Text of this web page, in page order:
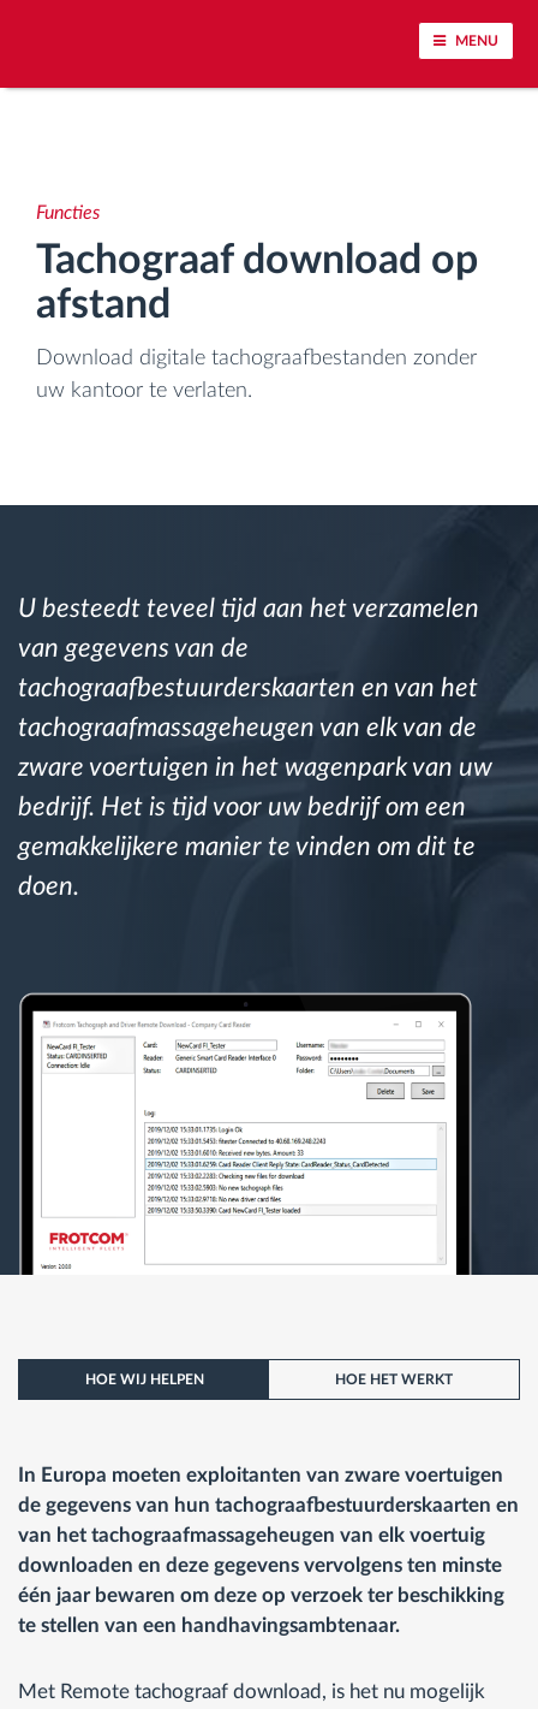
MENU
Rijgedrag analyse
Controle van rijtijden
Downloaden van tachograaf op afstand
Routeplanning en -monitoring
Automatische bestuurdersidentificatie
Ontdek alle functies
Hoe we de noden van elke vlootactiviteit
oplossen
Functies
Tachograaf download op
afstand
Download digitale tachograafbestanden zonder
uw kantoor te verlaten.
U besteedt teveel tijd aan het verzamelen
van gegevens van de
tachograafbestuurderskaarten en van het
tachograafmassageheugen van elk van de
zware voertuigen in het wagenpark van uw
bedrijf. Het is tijd voor uw bedrijf om een
gemakkelijkere manier te vinden om dit te
doen.
HOE WIJ HELPEN HOE HET WERKT
In Europa moeten exploitanten van zware voertuigen
de gegevens van hun tachograafbestuurderskaarten en
van het tachograafmassageheugen van elk voertuig
downloaden en deze gegevens vervolgens ten minste
één jaar bewaren om deze op verzoek ter beschikking
te stellen van een handhavingsambtenaar.
Met Remote tachograaf download, is het nu mogelijk